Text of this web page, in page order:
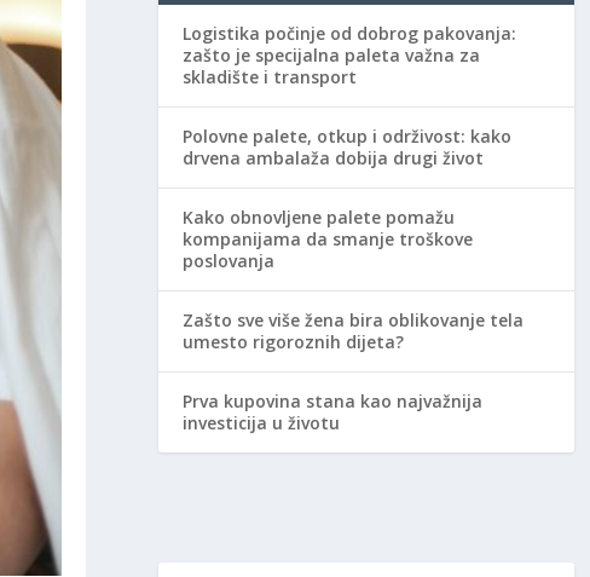
Logistika počinje od dobrog pakovanja:
zašto je specijalna paleta važna za
skladište i transport
Polovne palete, otkup i održivost: kako
drvena ambalaža dobija drugi život
Kako obnovljene palete pomažu
kompanijama da smanje troškove
poslovanja
Zašto sve više žena bira oblikovanje tela
umesto rigoroznih dijeta?
Prva kupovina stana kao najvažnija
investicija u životu